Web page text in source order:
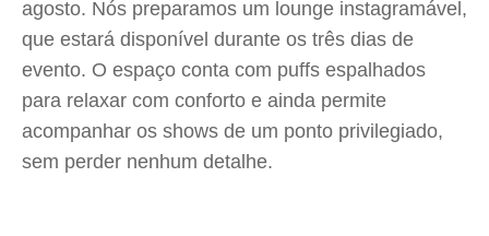
agosto. Nós preparamos um lounge instagramável,
que estará disponível durante os três dias de
evento. O espaço conta com puffs espalhados
para relaxar com conforto e ainda permite
acompanhar os shows de um ponto privilegiado,
sem perder nenhum detalhe.